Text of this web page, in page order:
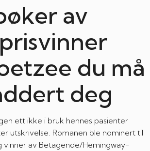
av
du må
deg
ett ikke i bruk hennes pasienter
utskrivelse. Romanen ble nominert til
vinner av Betagende/Hemingway-